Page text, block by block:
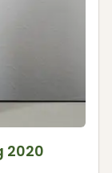
2020